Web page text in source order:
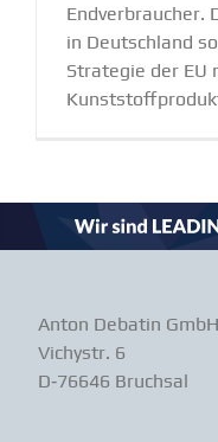
Endverbraucher.
in Deutschland
Strategie der EU
Anton Debatin GmbH
Vichystr. 6
D‑76646 Bruchsal